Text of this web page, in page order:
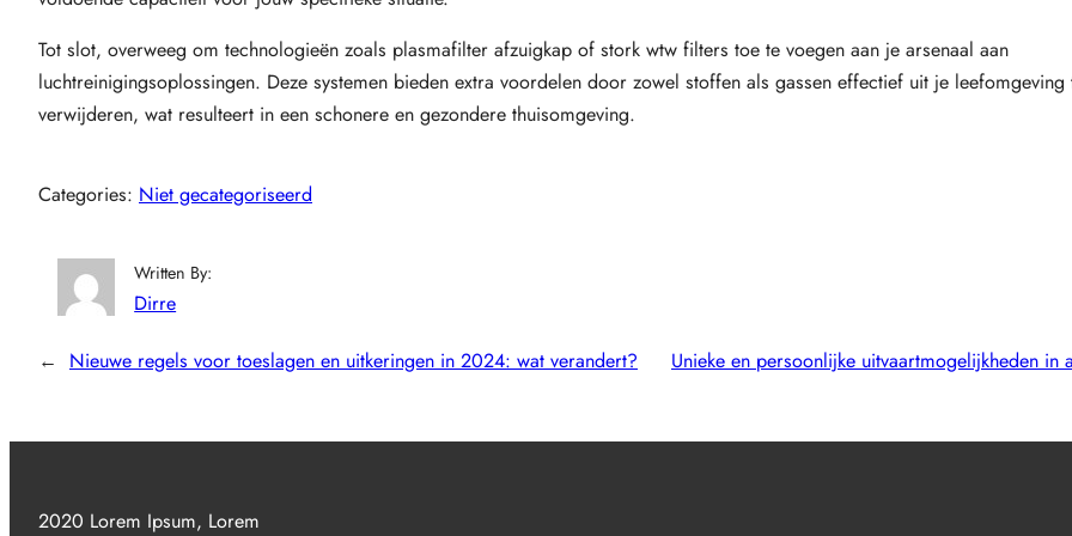
Tot slot, overweeg om technologieën zoals plasmafilter afzuigkap of stork wtw filters toe te voegen aan je arsenaal aan
luchtreinigingsoplossingen. Deze systemen bieden extra voordelen door zowel stoffen als gassen effectief uit je leefomgeving
verwijderen, wat resulteert in een schonere en gezondere thuisomgeving.
Categories: Niet gecategoriseerd
Written By:
Dirre
← Nieuwe regels voor toeslagen en uitkeringen in 2024: wat verandert? Unieke en persoonlijke uitvaartmogelijkheden in
2020 Lorem Ipsum, Lorem